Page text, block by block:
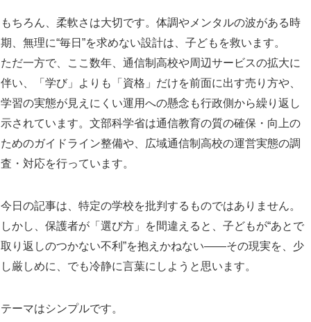
もちろん、柔軟さは大切です。体調やメンタルの波がある時
期、無理に“毎日”を求めない設計は、子どもを救います。
ただ一方で、ここ数年、通信制高校や周辺サービスの拡大に
伴い、「学び」よりも「資格」だけを前面に出す売り方や、
学習の実態が見えにくい運用への懸念も行政側から繰り返し
示されています。文部科学省は通信教育の質の確保・向上の
ためのガイドライン整備や、広域通信制高校の運営実態の調
査・対応を行っています。
今日の記事は、特定の学校を批判するものではありません。
しかし、保護者が「選び方」を間違えると、子どもが“あとで
取り返しのつかない不利”を抱えかねない——その現実を、少
し厳しめに、でも冷静に言葉にしようと思います。
テーマはシンプルです。